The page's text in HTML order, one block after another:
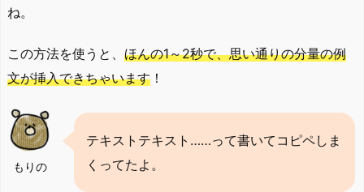
ね。
この方法を使うと、 ほんの1～2秒で、思い通りの分量の例
文が挿入できちゃいます ！
もりの
テキストテキスト……って書いてコピペしま
くってたよ。